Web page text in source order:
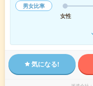
男女比率
女性
気になる!